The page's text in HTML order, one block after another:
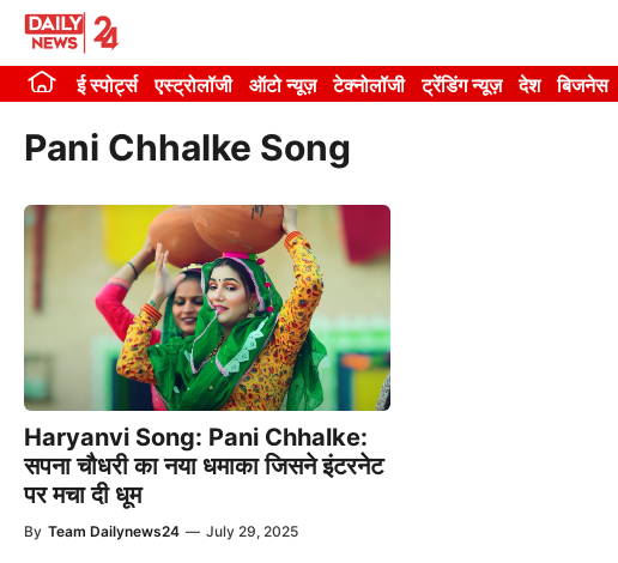
Skip
contentई स्पोर्ट्स एस्ट्रोलॉजी ऑटो न्यूज़ टेक्नोलॉजी ट्रेंडिंग न्यूज़ देश बिजनेस
Pani Chhalke Song
Haryanvi Song: Pani Chhalke:
सपना चौधरी का नया धमाका जिसने इंटरनेट
पर मचा दी धूम
By Team Dailynews24 — July 29, 2025